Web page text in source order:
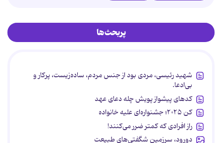
پربحث‌ها
شهید رئیسی، مردی بود از جنس مردم، ساده‌زیست، پرکار و
بی‌ادعا.
کدهای پیشواز پویش چله دعای عهد
کن ۲۰۲۵؛ جشنواره‌ای علیه خانواده
راز افرادی که کمتر ضرر می‌کنند!
دورود، سرزمین شگفتی‌های طبیعت